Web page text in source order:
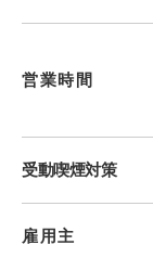
営業時間
受動喫煙対策
雇用主